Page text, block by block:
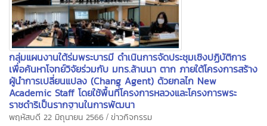
กลุ่มแผนงานใต้ร่มพระบารมี ดำเนินการจัดประชุมเชิงปฏิบัติการ
เพื่อค้นหาโจทย์วิจัยร่วมกับ มทร.ล้านนา ตาก ภายใต้โครงการสร้าง
ผู้นำการเปลี่ยนแปลง (Chang Agent) ด้วยกลไก New
Academic Staff โดยใช้พื้นที่โครงการหลวงและโครงการพระ
ราชดำริเป็นรากฐานในการพัฒนา
พฤหัสบดี 22 มิถุนายน 2566 / ข่าวกิจกรรม